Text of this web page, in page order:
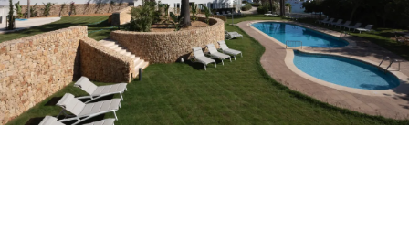
Inicia sessió només amb el mail
No t'has registrat encara ?
Crear-ne un compte